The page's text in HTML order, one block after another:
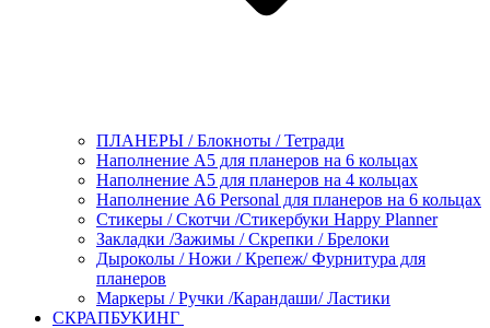
ПЛАНЕРЫ / Блокноты / Тетради
Наполнение А5 для планеров на 6 кольцах
Наполнение А5 для планеров на 4 кольцах
Наполнение А6 Personal для планеров на 6 кольцах
Стикеры / Скотчи /Стикербуки Happy Planner
Закладки /Зажимы / Скрепки / Брелоки
Дыроколы / Ножи / Крепеж/ Фурнитура для
планеров
Маркеры / Ручки /Карандаши/ Ластики
СКРАПБУКИНГ